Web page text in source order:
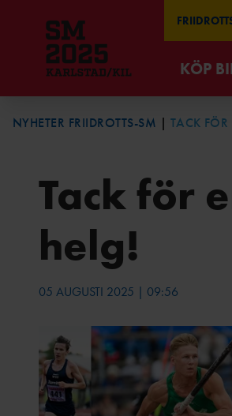
KÖP
NYHETER FRIIDROTTS-SM TACK
Tack för
helg!
05 AUGUSTI 2025 | 09:56